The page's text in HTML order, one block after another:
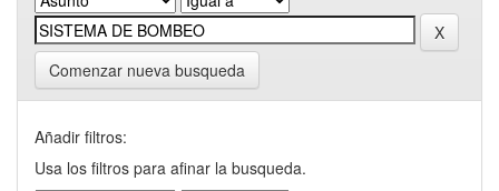
Comenzar nueva busqueda
Añadir filtros:
Usa los filtros para afinar la busqueda.